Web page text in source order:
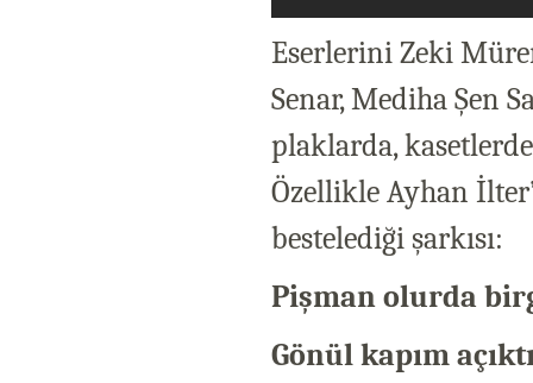
Eserlerini Zeki
Senar, Mediha Şen
plaklarda,
Özellikle Ayhan
bestelediği şarkısı:
Pişman olurda
Gönül kapım